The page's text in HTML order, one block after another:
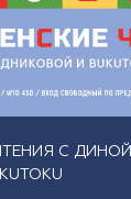
С ДИНОЙ